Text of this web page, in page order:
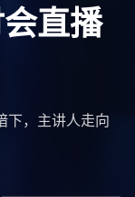
直播
下，主讲人走向